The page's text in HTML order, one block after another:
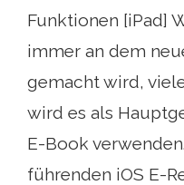
Funktionen [iPad]
immer an dem
gemacht wird,
wird es als
E-Book
führenden iOS E-